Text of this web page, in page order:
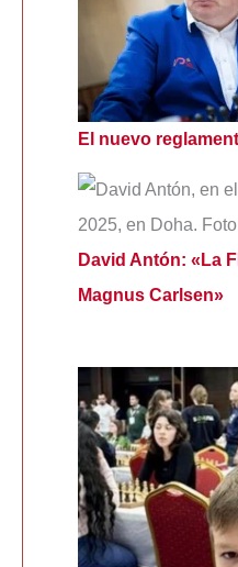
El nuevo
David Antón: «La
Magnus Carlsen»